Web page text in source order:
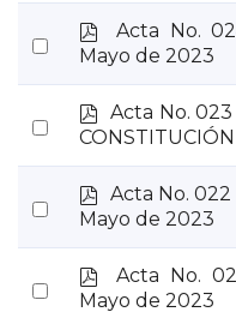
Select
p
d
Acta No.
Mayo de 2023
Select
p
d
Acta No. 023
Select
p
d
Acta No. 022
Mayo de 2023
Select
p
d
Acta No.
Mayo de 2023